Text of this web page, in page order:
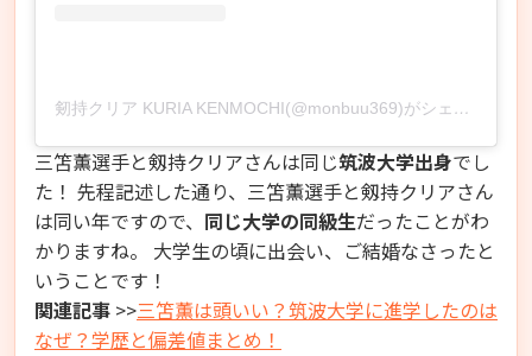
剱持クリア KURIA KENMOCHI(@monbuu369)がシェアした投稿
三笘薫選手と剱持クリアさんは同じ筑波大学出身でし
た！ 先程記述した通り、三笘薫選手と剱持クリアさん
は同い年ですので、 同じ大学の同級生だったことがわ
かりますね。 大学生の頃に出会い、ご結婚なさったと
いうことです！
関連記事 >>三笘薫は頭いい？筑波大学に進学したのは
なぜ？学歴と偏差値まとめ！